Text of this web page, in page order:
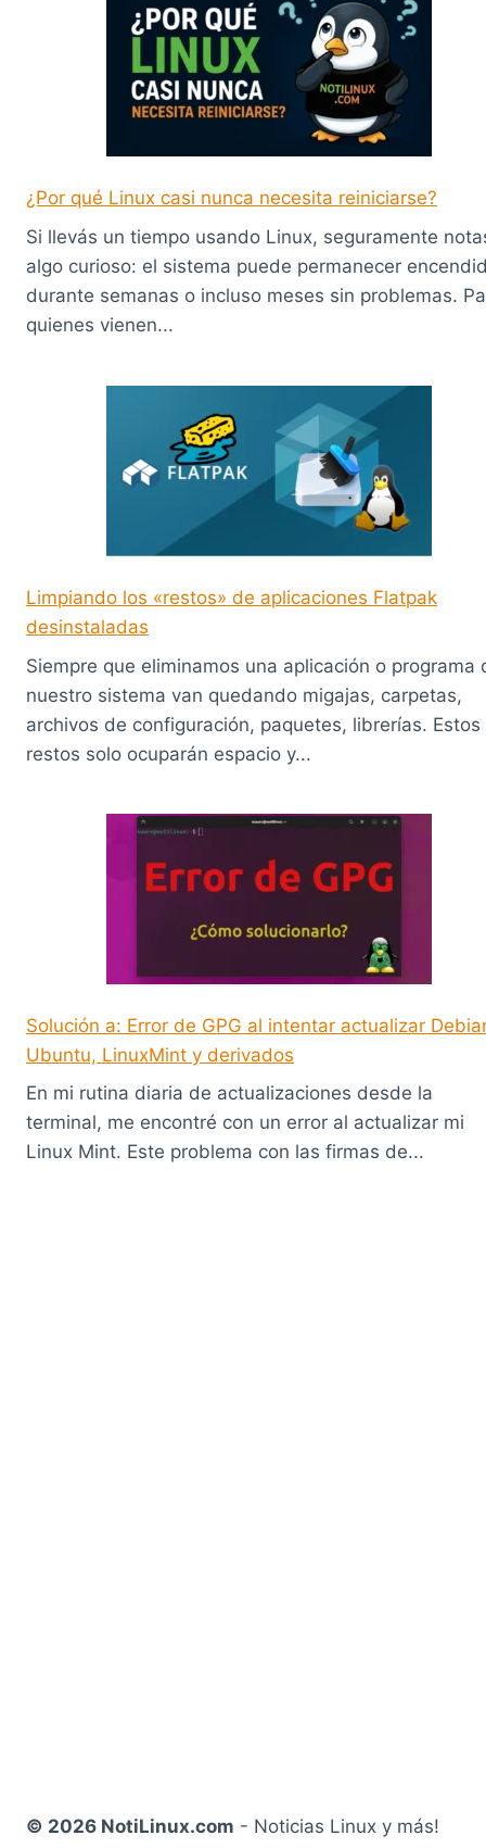
¿Por qué Linux casi nunca necesita reiniciarse?
Si llevás un tiempo usando Linux, seguramente
algo curioso: el sistema puede permanecer
durante semanas o incluso meses sin problemas.
quienes vienen...
Limpiando los «restos» de aplicaciones Flatpak
desinstaladas
Siempre que eliminamos una aplicación o programa
nuestro sistema van quedando migajas, carpetas,
archivos de configuración, paquetes, librerías. Estos
restos solo ocuparán espacio y...
Solución a: Error de GPG al intentar actualizar
Ubuntu, LinuxMint y derivados
En mi rutina diaria de actualizaciones desde la
terminal, me encontré con un error al actualizar mi
Linux Mint. Este problema con las firmas de...
© 2026 NotiLinux.com - Noticias Linux y más!